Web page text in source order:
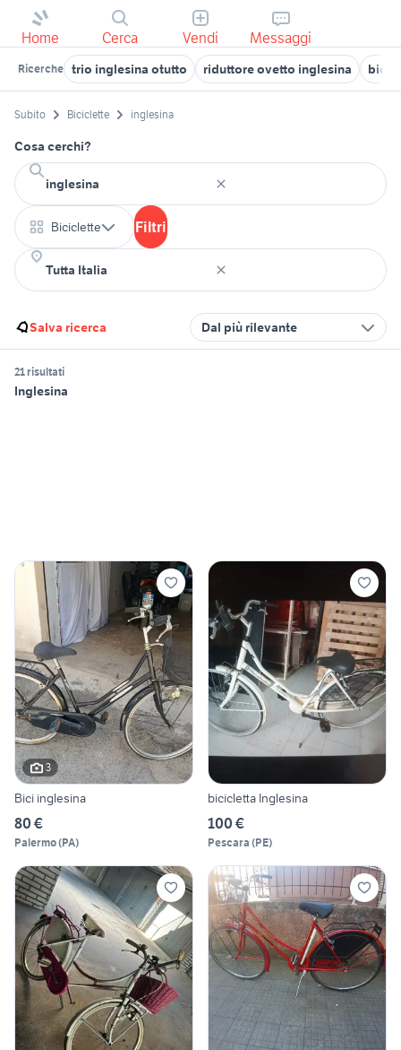
Home Cerca Vendi Messaggi
Ricerche trio inglesina otutto riduttore ovetto inglesina bici
Subito Biciclette inglesina
Cosa cerchi?
Biciclette Filtri
Salva ricerca Dal più rilevante
21 risultati
Inglesina
3
Bici inglesina
80 €
Palermo(PA)
bicicletta Inglesina
100 €
Pescara (PE)